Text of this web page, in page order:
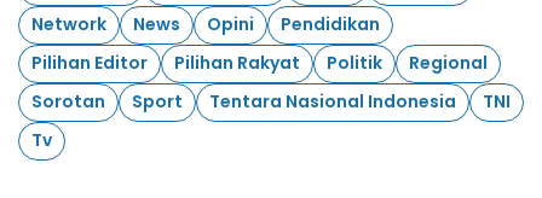
Network
News Opini
Pendidikan
Pilihan Editor
Pilihan Rakyat Politik
Regional
Sorotan
Sport Tentara Nasional Indonesia
TNI
Tv